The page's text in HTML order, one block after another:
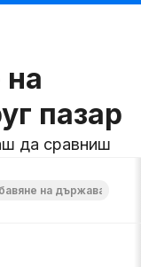
пазар
да сравниш